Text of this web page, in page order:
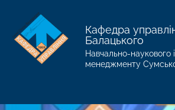
Кафедра
Балацького
Навчально-наукового
менеджменту